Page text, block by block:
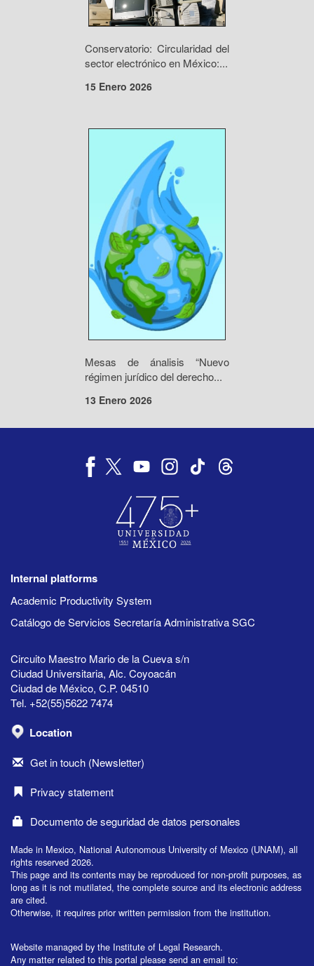
Conservatorio: Circularidad del
sector electrónico en México:...
15 Enero 2026
Mesas de ánalisis “Nuevo
régimen jurídico del derecho...
13 Enero 2026
Internal platforms
Academic Productivity System
Catálogo de Servicios Secretaría Administrativa SGC
Circuito Maestro Mario de la Cueva s/n
Ciudad Universitaria, Alc. Coyoacán
Ciudad de México, C.P. 04510
Tel. +52(55)5622 7474
Location
Get in touch (Newsletter)
Privacy statement
Documento de seguridad de datos personales
Made in Mexico, National Autonomous University of Mexico (UNAM), all
rights reserved 2026.
This page and its contents may be reproduced for non-profit purposes, as
long as it is not mutilated, the complete source and its electronic address
are cited.
Otherwise, it requires prior written permission from the institution.
Website managed by the Institute of Legal Research.
Any matter related to this portal please send an email to: